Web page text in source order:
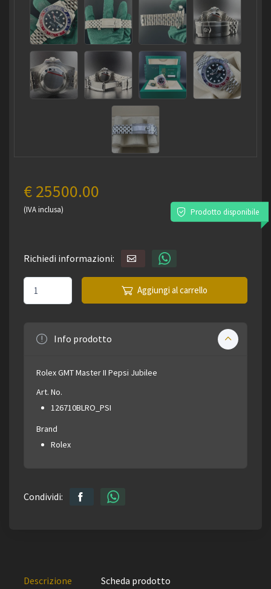
€ 25500.00
(IVA inclusa) Prodotto disponibile
Richiedi informazioni:
Aggiungi al carrello
Info prodotto
Rolex GMT Master II Pepsi Jubilee
Art. No.
126710BLRO_PSI
Brand
Rolex
Condividi:
Descrizione Scheda prodotto